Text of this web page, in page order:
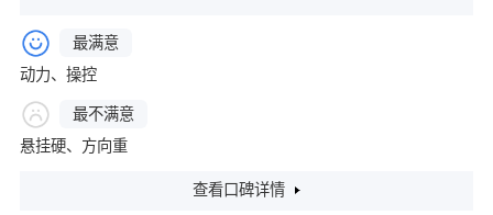
最满意
动力、操控
最不满意
悬挂硬、方向重
查看口碑详情